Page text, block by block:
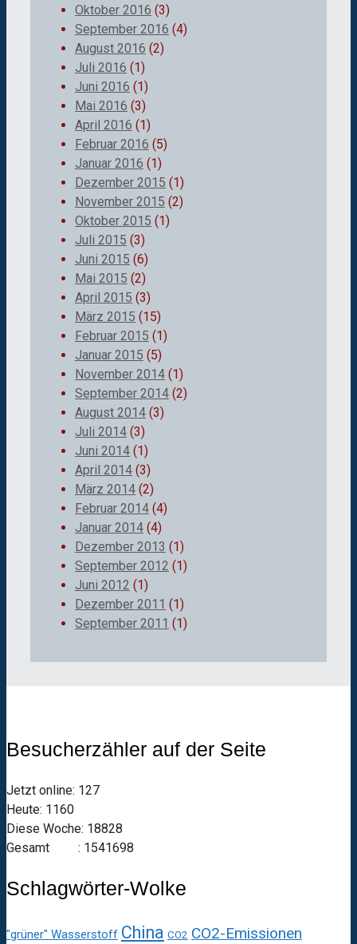
Oktober 2016 (3)
September 2016 (4)
August 2016 (2)
Juli 2016 (1)
Juni 2016 (1)
Mai 2016 (3)
April 2016 (1)
Februar 2016 (5)
Januar 2016 (1)
Dezember 2015 (1)
November 2015 (2)
Oktober 2015 (1)
Juli 2015 (3)
Juni 2015 (6)
Mai 2015 (2)
April 2015 (3)
März 2015 (15)
Februar 2015 (1)
Januar 2015 (5)
November 2014 (1)
September 2014 (2)
August 2014 (3)
Juli 2014 (3)
Juni 2014 (1)
April 2014 (3)
März 2014 (2)
Februar 2014 (4)
Januar 2014 (4)
Dezember 2013 (1)
September 2012 (1)
Juni 2012 (1)
Dezember 2011 (1)
September 2011 (1)
Besucherzähler auf der Seite
Jetzt online: 127
Heute: 1160
Diese Woche: 18828
Gesamt : 1541698
Schlagwörter-Wolke
"grüner" Wasserstoff China CO2 CO2-Emissionen